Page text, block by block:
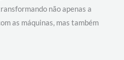
não apenas a
as máquinas, mas também